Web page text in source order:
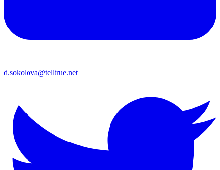
d.sokolova@telltrue.net